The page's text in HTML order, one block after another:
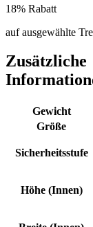
18% Rabatt
auf ausgewählte
Zusätzliche
Gewicht
Größe
Sicherheitsstufe
Höhe (Innen)